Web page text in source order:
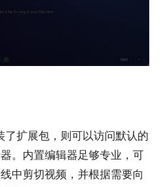
扩展包，则可以访问默认的
。内置编辑器足够专业，可
中剪切视频，并根据需要向